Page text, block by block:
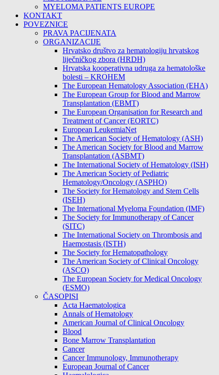
MYELOMA PATIENTS EUROPE
KONTAKT
POVEZNICE
PRAVA PACIJENATA
ORGANIZACIJE
Hrvatsko društvo za hematologiju hrvatskog
liječničkog zbora (HRDH)
Hrvatska kooperativna udruga za hematološke
bolesti – KROHEM
The European Hematology Association (EHA)
The European Group for Blood and Marrow
Transplantation (EBMT)
The European Organisation for Research and
Treatment of Cancer (EORTC)
European LeukemiaNet
The American Society of Hematology (ASH)
The American Society for Blood and Marrow
Transplantation (ASBMT)
The International Society of Hematology (ISH)
The American Society of Pediatric
Hematology/Oncology (ASPHO)
The Society for Hematology and Stem Cells
(ISEH)
The International Myeloma Foundation (IMF)
The Society for Immunotherapy of Cancer
(SITC)
The International Society on Thrombosis and
Haemostasis (ISTH)
The Society for Hematopathology
The American Society of Clinical Oncology
(ASCO)
The European Society for Medical Oncology
(ESMO)
ČASOPISI
Acta Haematologica
Annals of Hematology
American Journal of Clinical Oncology
Blood
Bone Marrow Transplantation
Cancer
Cancer Immunology, Immunotherapy
European Journal of Cancer